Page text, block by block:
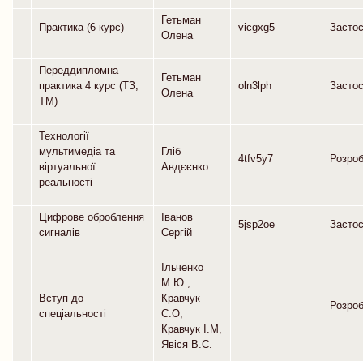
Практика (6 курс)
Гетьман
Олена
vicgxg5
Переддипломна
практика 4 курс (ТЗ,
ТМ)
Гетьман
Олена
oln3lph
Технології
мультимедіа та
віртуальної
реальності
Гліб
Авдєєнко
4tfv5y7
Цифрове оброблення
сигналів
Іванов
Сергій
5jsp2oe
Вступ до
спеціальності
Ільченко
М.Ю.,
Кравчук
С.О,
Кравчук І.М,
Явіся В.С.